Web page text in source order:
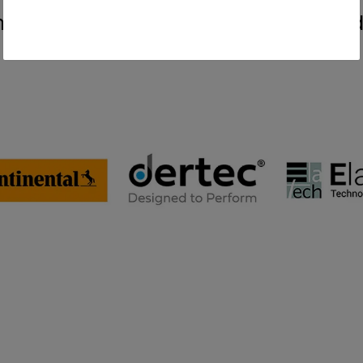
med verdens førende